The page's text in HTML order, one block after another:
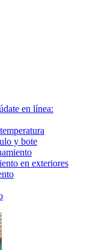
en línea:
y bote
en exteriores